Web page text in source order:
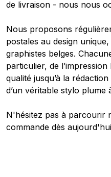
de livraison - nous nous
Nous proposons
postales au design
graphistes belges.
particulier, de
qualité jusqu’à la
d’un véritable stylo plume
N'hésitez pas à parcourir
commande dès